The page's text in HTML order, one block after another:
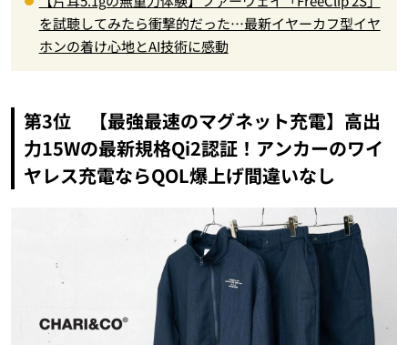
を試聴してみたら衝撃的だった…最新イヤーカフ型イヤ
ホンの着け心地とAI技術に感動
第3位 【最強最速のマグネット充電】高出
力15Wの最新規格Qi2認証！アンカーのワイ
ヤレス充電ならQOL爆上げ間違いなし